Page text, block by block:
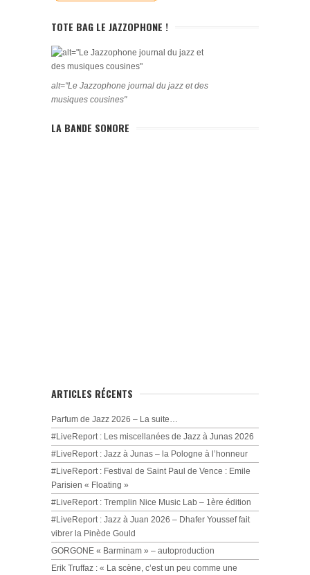
TOTE BAG LE JAZZOPHONE !
alt="Le Jazzophone journal du jazz et des
musiques cousines"
LA BANDE SONORE
ARTICLES RÉCENTS
Parfum de Jazz 2026 – La suite…
#LiveReport : Les miscellanées de Jazz à Junas 2026
#LiveReport : Jazz à Junas – la Pologne à l’honneur
#LiveReport : Festival de Saint Paul de Vence : Emile
Parisien « Floating »
#LiveReport : Tremplin Nice Music Lab – 1ère édition
#LiveReport : Jazz à Juan 2026 – Dhafer Youssef fait
vibrer la Pinède Gould
GORGONE « Barminam » – autoproduction
Erik Truffaz : « La scène, c’est un peu comme une